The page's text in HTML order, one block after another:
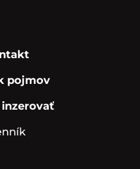
pojmov